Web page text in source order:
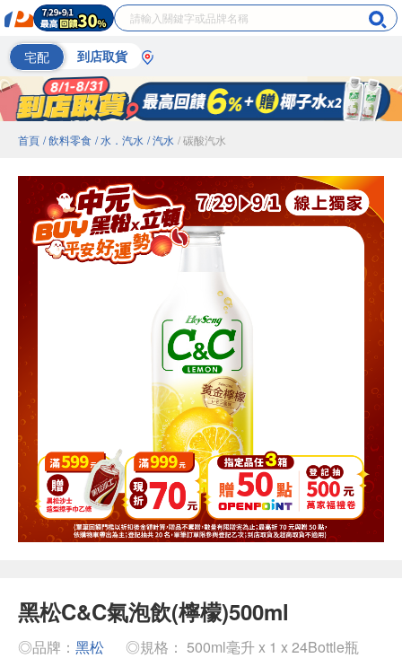
宅配 到店取貨
首頁 / 飲料零食 / 水．汽水 / 汽水 / 碳酸汽水
黑松C&C氣泡飲(檸檬)500ml
◎品牌： 黑松 ◎規格： 500ml毫升 x 1 x 24Bottle瓶